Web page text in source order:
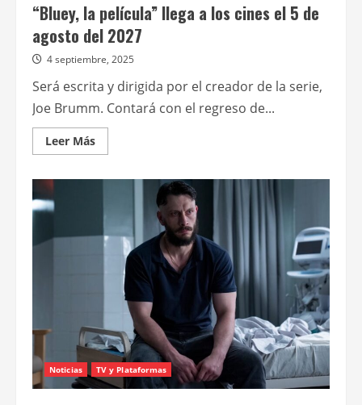
“Bluey, la película” llega a los cines el 5 de
agosto del 2027
4 septiembre, 2025
Será escrita y dirigida por el creador de la serie,
Joe Brumm. Contará con el regreso de...
Leer MásLeer
más
los
agosto
Noticias TV y Plataformas